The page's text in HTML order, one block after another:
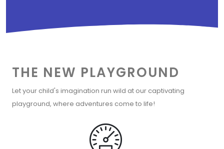
THE NEW PLAYGROUND
Let your child's imagination run wild at our captivating
playground, where adventures come to life!